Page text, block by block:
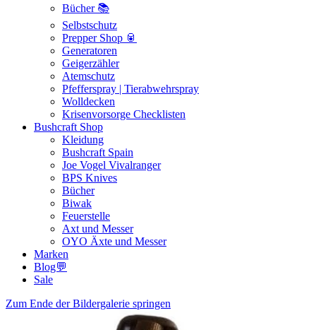
Bücher 📚
Selbstschutz
Prepper Shop 🥫
Generatoren
Geigerzähler
Atemschutz
Pfefferspray | Tierabwehrspray
Wolldecken
Krisenvorsorge Checklisten
Bushcraft Shop
Kleidung
Bushcraft Spain
Joe Vogel Vivalranger
BPS Knives
Bücher
Biwak
Feuerstelle
Axt und Messer
OYO Äxte und Messer
Marken
Blog💬
Sale
Zum Ende der Bildergalerie springen